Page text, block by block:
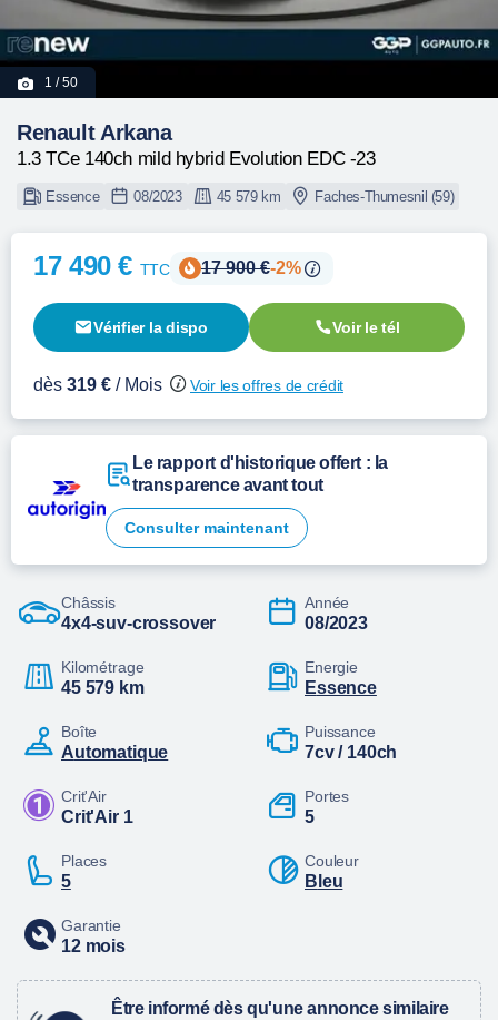
1 / 50
Renault Arkana
1.3 TCe 140ch mild hybrid Evolution EDC -23
Essence 08/2023 45 579 km Faches-Thumesnil (59)
17 490 € TTC 17 900 €-2%
Vérifier la dispo Voir le tél
dès 319 € / Mois Voir les offres de crédit
Le rapport d'historique offert : la
transparence avant tout
Consulter maintenant
Châssis
4x4-suv-crossover
Année
08/2023
Kilométrage
45 579 km
Energie
essence
Boîte
automatique
Puissance
7cv / 140ch
Crit'Air
Crit'Air 1
Portes
5
Places
5
Couleur
Bleu
Garantie
12 mois
Être informé dès qu'une annonce similaire